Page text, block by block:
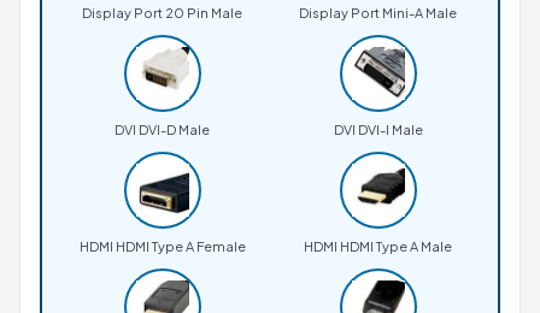
Display Port 20 Pin Male Display Port Mini-A Male
DVI DVI-D Male DVI DVI-I Male
HDMI HDMI Type A Female HDMI HDMI Type A Male